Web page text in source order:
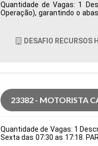
Quantidade de Vagas: 1
Operação), garantindo o
oportunidades de
Cidade: Barueri, SP, Brasil
DESAFIO RECURSOS
23382 - MOTORISTA
Quantidade de Vagas: 1
Sexta das 07:30 as 17:18.